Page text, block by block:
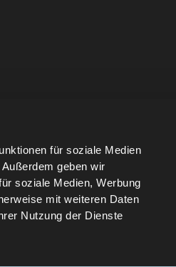
für soziale Medien
geben wir
soziale Medien, Werbung
mit weiteren Daten
Nutzung der Dienste